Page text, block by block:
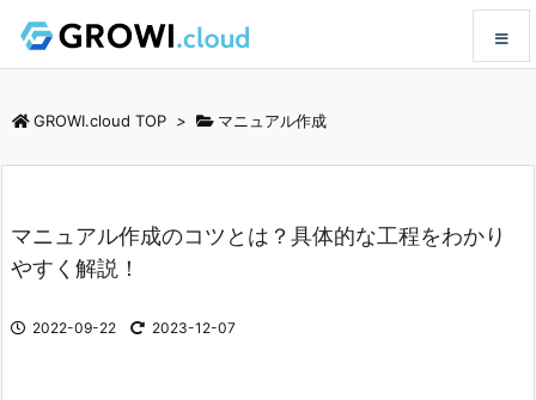
GROWI.cloud TOP > マニュアル作成
マニュアル作成のコツとは？具体的な工程をわかり
やすく解説！
2022-09-22 2023-12-07